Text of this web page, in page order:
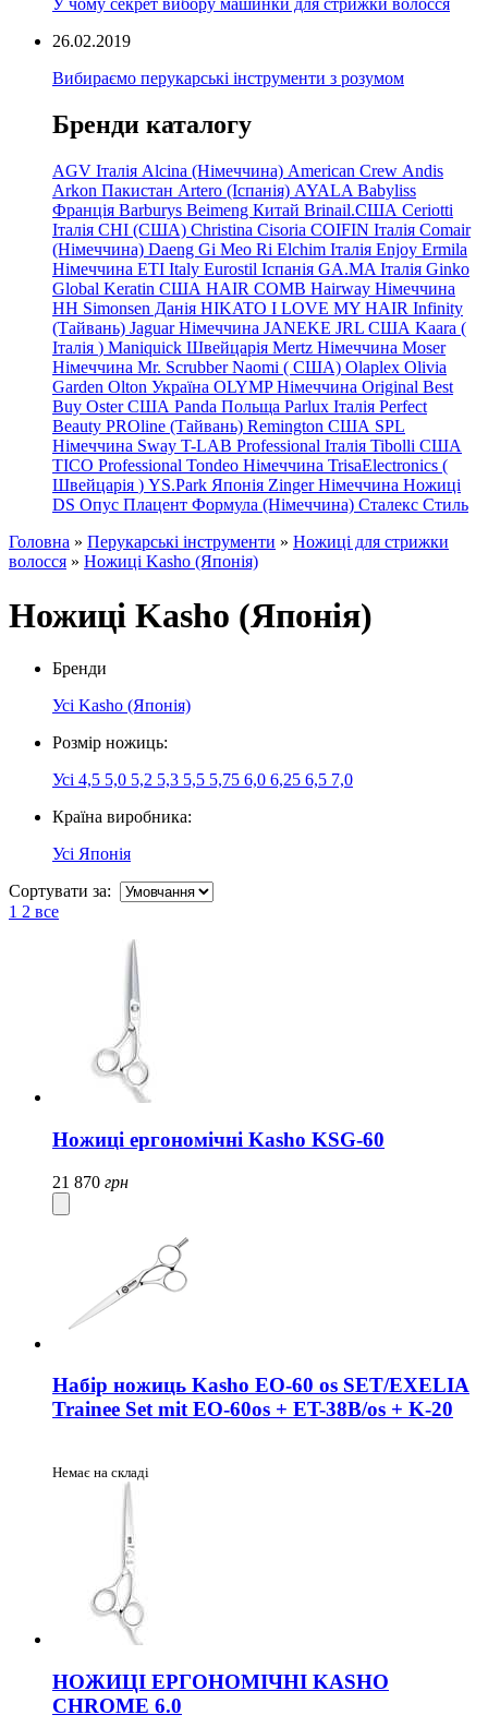
У чому секрет вибору машинки для стрижки волосся
26.02.2019
Вибираємо перукарські інструменти з розумом
Бренди каталогу
AGV Італія Alcina (Німеччина) American Crew Andis
Arkon Пакистан Artero (Іспанія) AYALA Babyliss
Франція Barburys Beimeng Китай Brinail.США Ceriotti
Італія CHI (США) Christina Cisoria COIFIN Італія Comair
(Німеччина) Daeng Gi Meo Ri Elchim Італія Enjoy Ermila
Німеччина ETI Italy Eurostil Іспанія GA.MA Італія Ginko
Global Keratin США HAIR COMB Hairway Німеччина
HH Simonsen Данія HIKATO I LOVE MY HAIR Infinity
(Тайвань) Jaguar Німеччина JANEKE JRL США Kaara (
Італія ) Maniquick Швейцарія Mertz Німеччина Moser
Німеччина Mr. Scrubber Naomi ( США) Olaplex Olivia
Garden Olton Україна OLYMP Німеччина Original Best
Buy Oster США Panda Польща Parlux Італія Perfect
Beauty PROline (Тайвань) Remington США SPL
Німеччина Sway T-LAB Professional Італія Tibolli США
TICO Professional Tondeo Німеччина TrisaElectronics (
Швейцарія ) YS.Park Японія Zinger Німеччина Ножиці
DS Опус Плацент Формула (Німеччина) Сталекс Стиль
Головна » Перукарські інструменти » Ножиці для стрижки
волосся » Ножиці Kasho (Японія)
Ножиці Kasho (Японія)
Бренди
Усі Kasho (Японія)
Розмір ножиць:
Усі 4,5 5,0 5,2 5,3 5,5 5,75 6,0 6,25 6,5 7,0
Країна виробника:
Усі Японія
Сортувати за:
1 2 все
Ножиці ергономічні Kasho KSG-60
21 870 грн
Набір ножиць Kasho EO-60 os SET/EXELIA
Trainee Set mit EO-60os + ET-38B/os + K-20
Немає на складі
НОЖИЦІ ЕРГОНОМІЧНІ KASHO
CHROME 6.0